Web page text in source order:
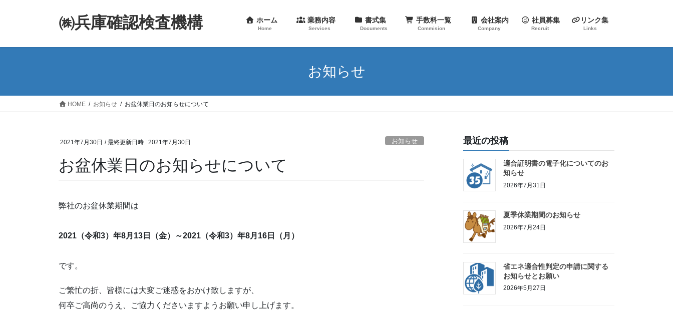
㈱兵庫確認検査機構 ホーム
Home
業務内容
Services
書式集
Documents
手数料一覧
Commision
会社案内
Company
社員募集
Recruit
リンク集
Links
お知らせ
HOME お知らせ お盆休業日のお知らせについて
2021年7月30日 / 最終更新日時 : 2021年7月30日 お知らせ
お盆休業日のお知らせについて
弊社のお盆休業期間は
2021（令和3）年8月13日（金）～2021（令和3）年8月16日（月）
です。
ご繁忙の折、皆様には大変ご迷惑をおかけ致しますが、
何卒ご高尚のうえ、ご協力くださいますようお願い申し上げます。
最近の投稿
適合証明書の電子化についてのお
知らせ
2026年7月31日
夏季休業期間のお知らせ
2026年7月24日
省エネ適合性判定の申請に関する
お知らせとお願い
2026年5月27日